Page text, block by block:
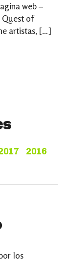
web –
Quest of
artistas, […]
2016
los